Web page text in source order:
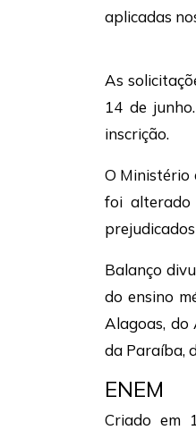
aplicadas
As
14 de
inscrição.
O Ministério
foi
Balanço
do ensino
Alagoas, do
da Paraíba,
ENEM
Criado em